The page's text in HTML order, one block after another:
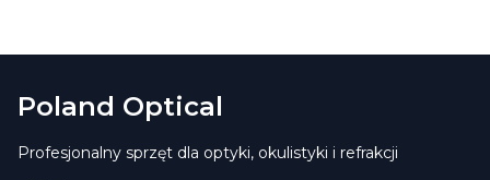
Poland Optical
Profesjonalny sprzęt dla optyki, okulistyki i refrakcji